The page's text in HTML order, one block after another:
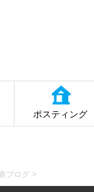
ポスティング
ブログ >